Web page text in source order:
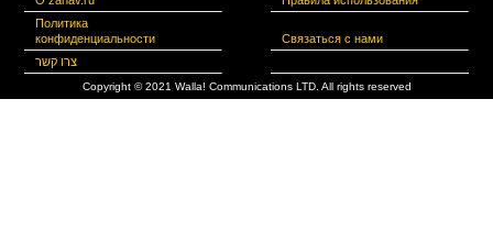
Политика
конфиденциальности
Связаться с нами
צרו קשר
Copyright © 2021 Walla! Communications LTD. All rights reserved